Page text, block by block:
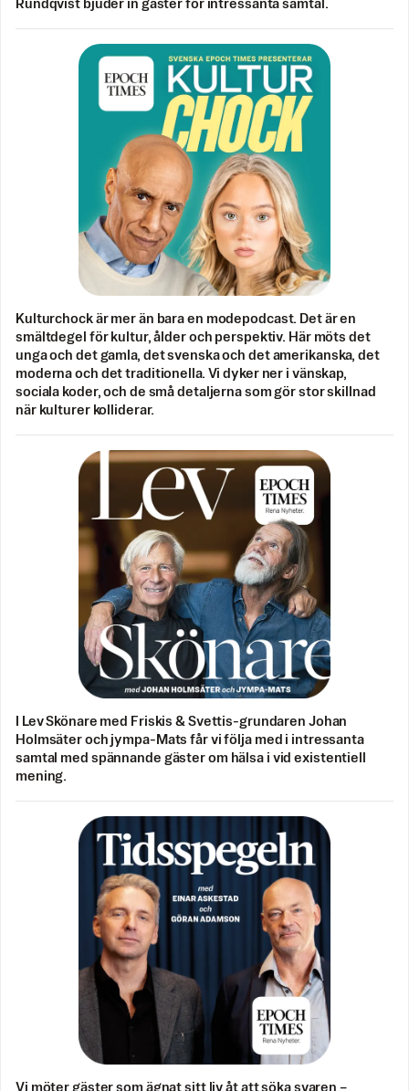
Rundqvist bjuder in gäster för intressanta samtal.
Kulturchock är mer än bara en modepodcast. Det är en
smältdegel för kultur, ålder och perspektiv. Här möts det
unga och det gamla, det svenska och det amerikanska, det
moderna och det traditionella. Vi dyker ner i vänskap,
sociala koder, och de små detaljerna som gör stor skillnad
när kulturer kolliderar.
I Lev Skönare med Friskis & Svettis-grundaren Johan
Holmsäter och jympa-Mats får vi följa med i intressanta
samtal med spännande gäster om hälsa i vid existentiell
mening.
Vi möter gäster som ägnat sitt liv åt att söka svaren –